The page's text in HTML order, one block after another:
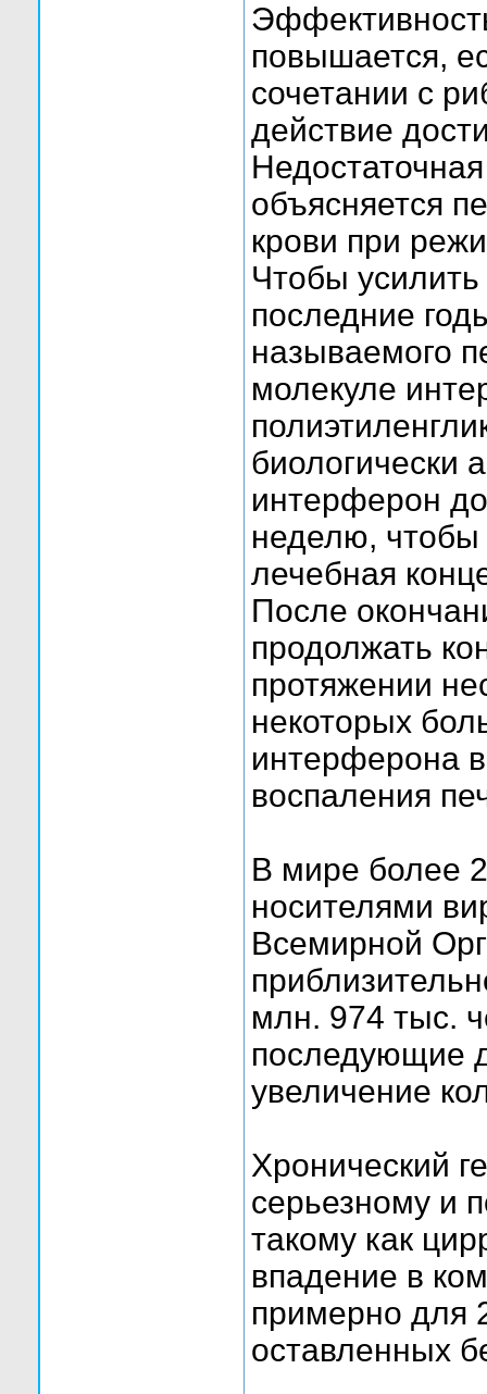
повышается,
сочетании с
действие
объясняется
крови при
Чтобы
последние
называемого
молекуле
биологически
интерферон
неделю, чтобы
лечебная
После
продолжать
протяжении
некоторых
интерферона
воспаления
В мире более
носителями
Всемирной
млн. 974 тыс.
последующие
увеличение
Хронический
серьезному и
такому как
впадение в
примерно для
оставленных